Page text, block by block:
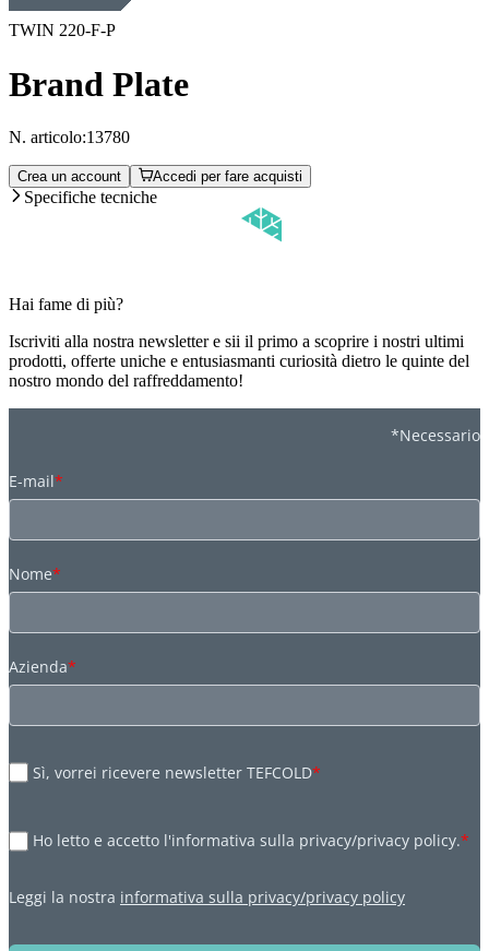
TWIN 220-F-P
Brand Plate
N. articolo:13780
Crea un account Accedi per fare acquisti
Specifiche tecniche
Hai fame di più?
Iscriviti alla nostra newsletter e sii il primo a scoprire i nostri ultimi
prodotti, offerte uniche e entusiasmanti curiosità dietro le quinte del
nostro mondo del raffreddamento!
*Necessario
E-mail*
Nome*
Azienda*
Sì, vorrei ricevere newsletter TEFCOLD*
Ho letto e accetto l'informativa sulla privacy/privacy policy.*
Leggi la nostra informativa sulla privacy/privacy policy